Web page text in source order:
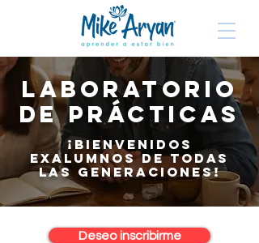
Laboratorio
de Prácticas
¡Bienvenidos
exalumnos de todas
las generaciones!
Deseo inscribirme